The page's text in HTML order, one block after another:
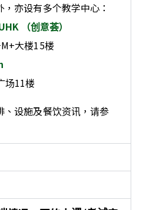
亦设有多个教学中心：
（创意荟）
大楼15楼
场11楼
、设施及餐饮资讯，请参